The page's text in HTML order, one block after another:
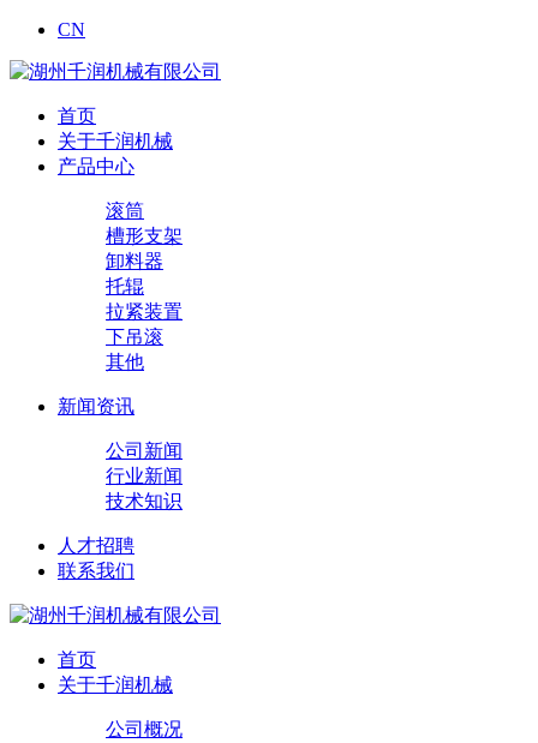
CN
首页
关于千润机械
产品中心
滚筒
槽形支架
卸料器
托辊
拉紧装置
下吊滚
其他
新闻资讯
公司新闻
行业新闻
技术知识
人才招聘
联系我们
首页
关于千润机械
公司概况